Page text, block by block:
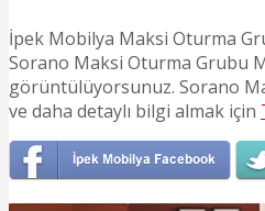
İpek Mobilya Maksi Oturma
Sorano Maksi Oturma Grubu
görüntülüyorsunuz. Sorano
ve daha detaylı bilgi almak için